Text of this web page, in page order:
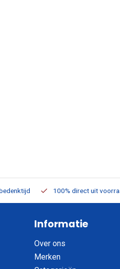
100% direct uit
Informatie
Over ons
Merken